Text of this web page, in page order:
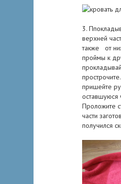
3.
верхней
также от
проймы к
пришейте
оставшуюся
Проложите
части
получился